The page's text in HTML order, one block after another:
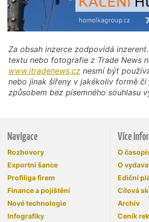
Za obsah inzerce zodpovídá
textu nebo fotografie z Trade News
www.itradenews.cz nesmí být
nebo jinak šířeny v jakékoliv formě
způsobem bez písemného souhlasu
Navigace
Rozhovory
Exportní šance
Profiliga firem
Finance a pojištění
Nové technologie
Infografiky
Více
O
O
Ediční
Cílová
Archiv
Ceník